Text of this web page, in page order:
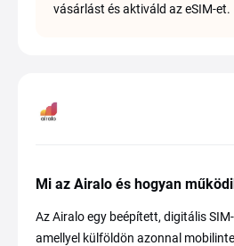
vásárlást és aktiváld az eSIM-et.
Mi az Airalo és hogyan
Az Airalo egy beépített, digitális
amellyel külföldön azonnal